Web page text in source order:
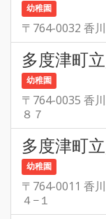
幼稚園
〒764-0032 香
多度津町
幼稚園
〒764-0035 香
８７
多度津町
幼稚園
〒764-0011 香
４−１